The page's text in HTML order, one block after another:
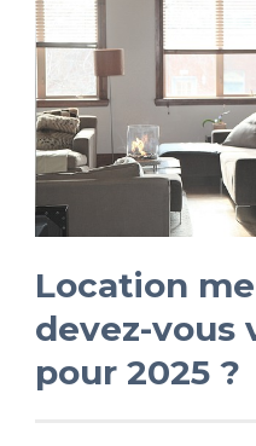
Location
devez-vous
pour 2025 ?